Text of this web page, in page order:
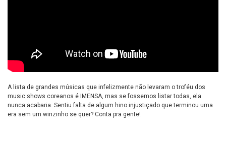
A lista de grandes músicas que infelizmente não levaram o troféu dos
music shows coreanos é IMENSA, mas se fossemos listar todas, ela
nunca acabaria. Sentiu falta de algum hino injustiçado que terminou uma
era sem um winzinho se quer? Conta pra gente!